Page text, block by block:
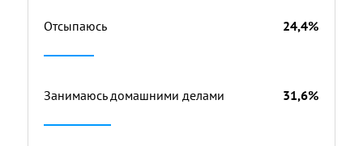
Отсыпаюсь 24,4%
Занимаюсь домашними делами 31,6%